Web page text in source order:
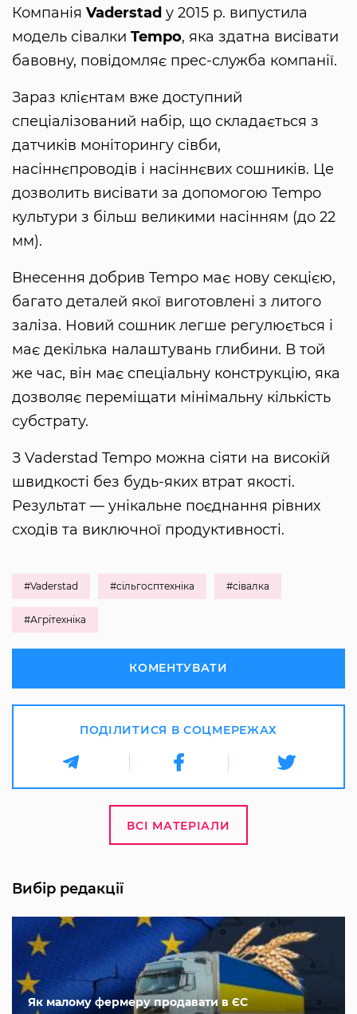
Компанія Vaderstad у 2015 р. випустила
модель сівалки Tempo, яка здатна висівати
бавовну, повідомляє прес-служба компанії.
Зараз клієнтам вже доступний
спеціалізований набір, що складається з
датчиків моніторингу сівби,
насіннєпроводів і насіннєвих сошників. Це
дозволить висівати за допомогою Tempo
культури з більш великими насінням (до 22
мм).
Внесення добрив Tempo має нову секцією,
багато деталей якої виготовлені з литого
заліза. Новий сошник легше регулюється і
має декілька налаштувань глибини. В той
же час, він має спеціальну конструкцію, яка
дозволяє переміщати мінімальну кількість
субстрату.
З Vaderstad Tempo можна сіяти на високій
швидкості без будь-яких втрат якості.
Результат — унікальне поєднання рівних
сходів та виключної продуктивності.
#Vaderstad #сільгосптехніка #сівалка
#Агрітехніка
КОМЕНТУВАТИ
ПОДІЛИТИСЯ В СОЦМЕРЕЖАХ
ВСІ МАТЕРІАЛИ
Вибір редакції
Як малому фермеру продавати в ЄС